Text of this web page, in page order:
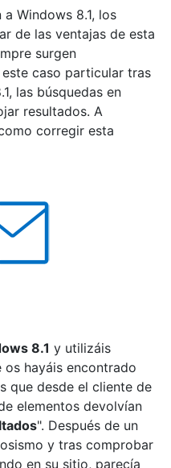
Windows 8.1, los
de las ventajas de esta
surgen
caso particular tras
las búsquedas en
resultados. A
corregir esta
8.1 y utilizáis
os hayáis encontrado
que desde el cliente de
elementos devolvían
". Después de un
y tras comprobar
en su sitio, parecía